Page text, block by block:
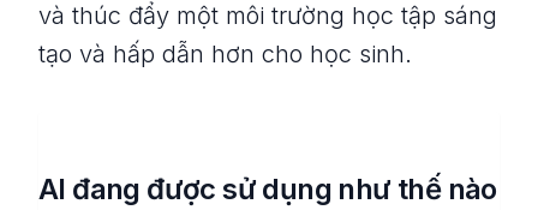
và thúc đẩy một môi trường học tập sáng
tạo và hấp dẫn hơn cho học sinh.
AI đang được sử dụng như thế nào